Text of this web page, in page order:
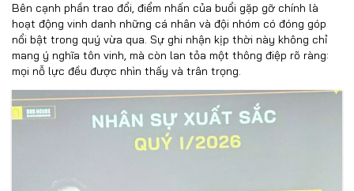
Bên cạnh phần trao đổi, điểm nhấn của buổi gặp gỡ chính là
hoạt động vinh danh những cá nhân và đội nhóm có đóng góp
nổi bật trong quý vừa qua. Sự ghi nhận kịp thời này không chỉ
mang ý nghĩa tôn vinh, mà còn lan tỏa một thông điệp rõ ràng:
mọi nỗ lực đều được nhìn thấy và trân trọng.